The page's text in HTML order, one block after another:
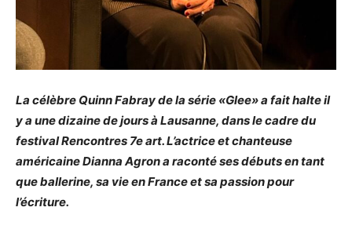
La célèbre Quinn Fabray de la série «Glee» a fait halte il
y a une dizaine de jours à Lausanne, dans le cadre du
festival Rencontres 7e art. L’actrice et chanteuse
américaine Dianna Agron a raconté ses débuts en tant
que ballerine, sa vie en France et sa passion pour
l’écriture.